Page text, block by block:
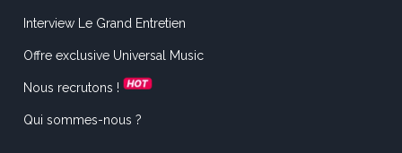
Interview Le Grand Entretien
Offre exclusive Universal Music
Nous recrutons !
Qui sommes-nous ?